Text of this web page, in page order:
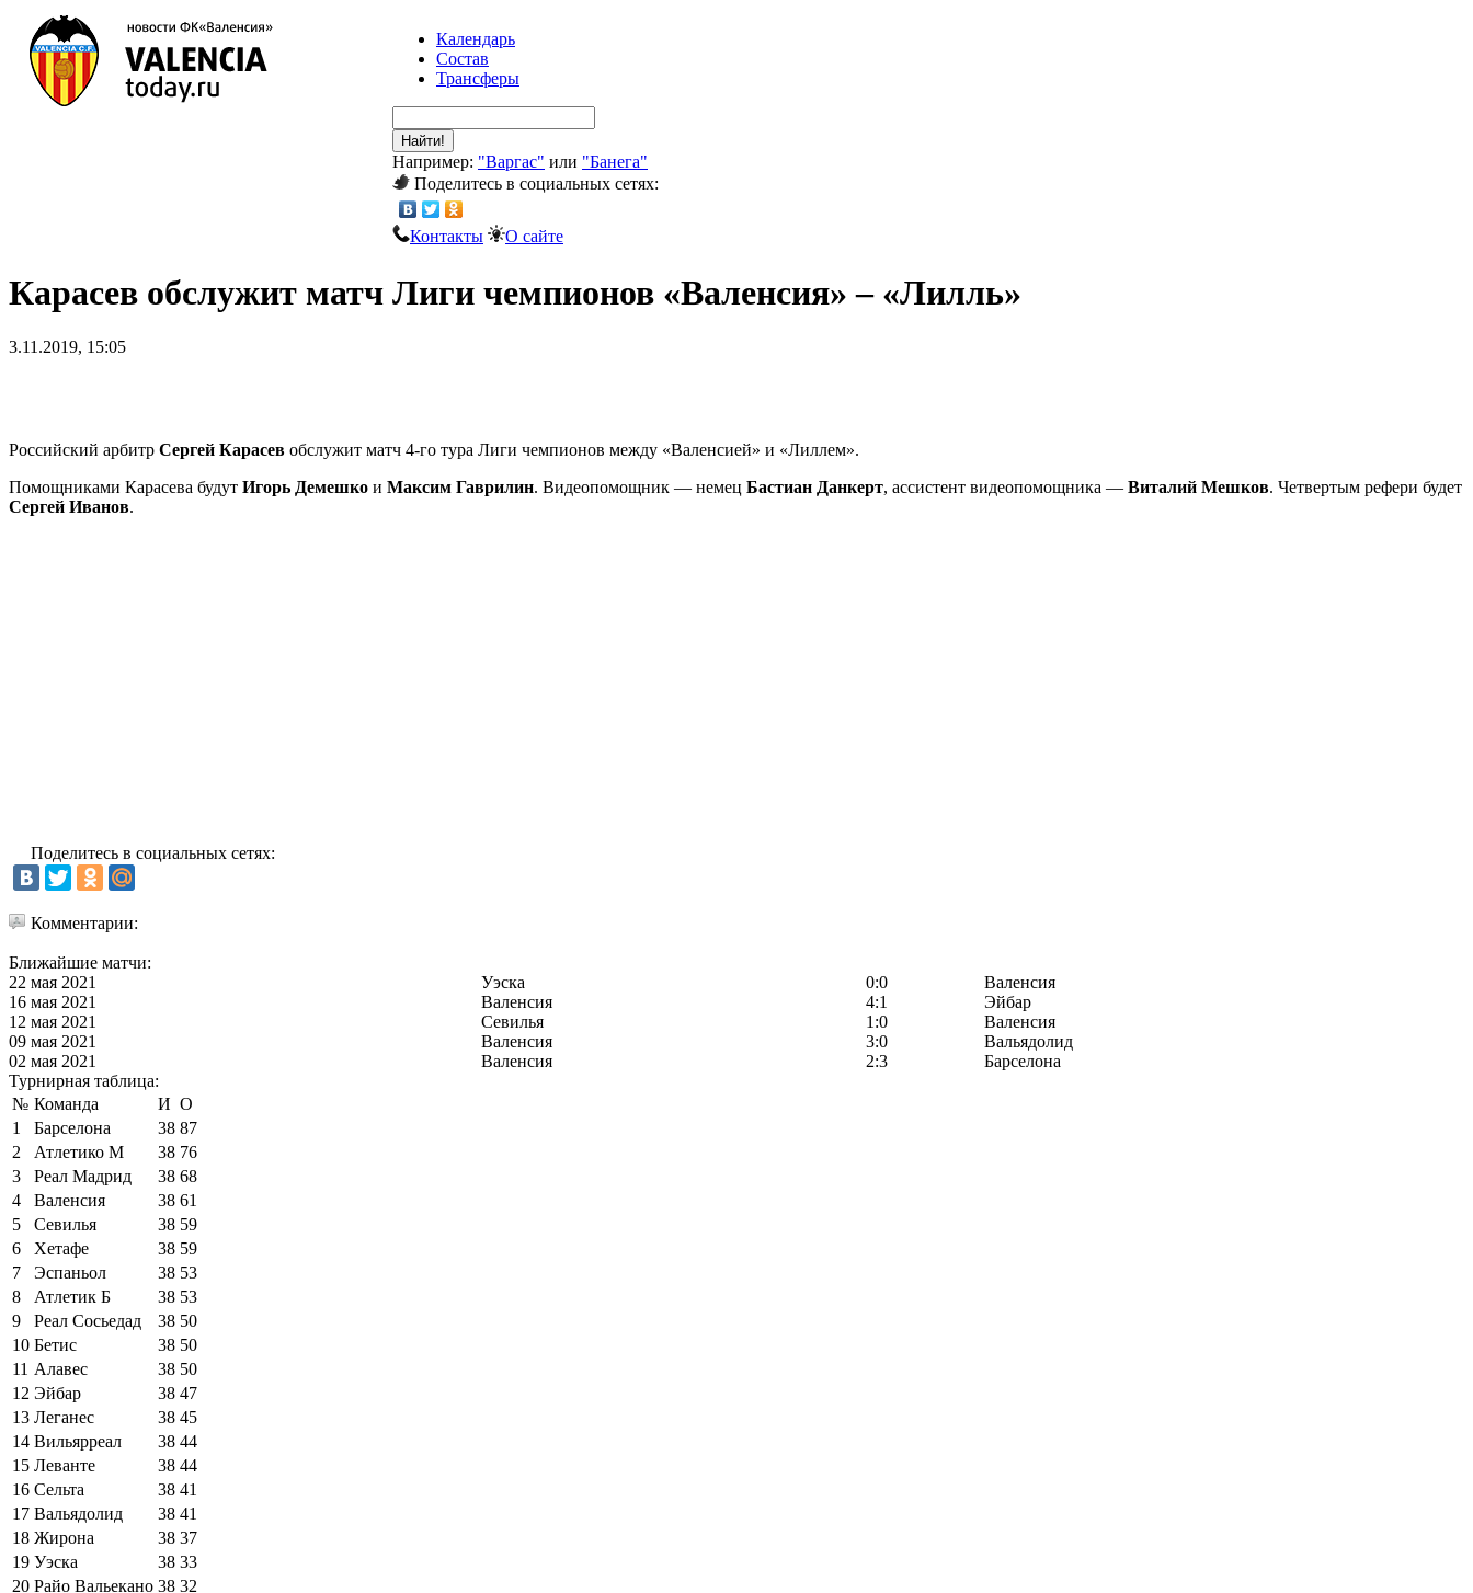
Календарь
Состав
Трансферы
Найти!
Например: "Варгас" или "Банега"
Поделитесь в социальных сетях:
Контакты О сайте
Карасев обслужит матч Лиги чемпионов «Валенсия» – «Лилль»
3.11.2019, 15:05
Российский арбитр Сергей Карасев обслужит матч 4-го тура Лиги чемпионов между «Валенсией» и «Лиллем».
Помощниками Карасева будут Игорь Демешко и Максим Гаврилин. Видеопомощник — немец Бастиан Данкерт, ассистент видеопомощника — Виталий Мешков. Четвертым рефери будет
Сергей Иванов.
Поделитесь в социальных сетях:
Комментарии:
Ближайшие матчи:
22 мая 2021
Уэска 0:0
Валенсия
16 мая 2021
Валенсия 4:1
Эйбар
12 мая 2021
Севилья 1:0
Валенсия
09 мая 2021
Валенсия 3:0
Вальядолид
02 мая 2021
Валенсия 2:3
Барселона
Турнирная таблица:
№ Команда И О
1
Барселона 38 87
2
Атлетико М 38 76
3
Реал Мадрид 38 68
4
Валенсия 38 61
5
Севилья 38 59
6
Хетафе 38 59
7
Эспаньол 38 53
8
Атлетик Б 38 53
9
Реал Сосьедад 38 50
10 Бетис 38 50
11 Алавес 38 50
12 Эйбар 38 47
13 Леганес 38 45
14 Вильярреал 38 44
15 Леванте 38 44
16 Сельта 38 41
17 Вальядолид 38 41
18 Жирона 38 37
19 Уэска 38 33
20 Райо Вальекано 38 32